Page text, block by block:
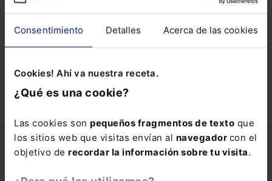
Consentimiento Detalles Acerca de las cookies
Cookies! Ahí va nuestra receta.
¿Qué es una cookie?
Las cookies son pequeños fragmentos de texto que
los sitios web que visitas envían al navegador con el
objetivo de recordar la información sobre tu visita.
Lefebvre
Lefebvre.es